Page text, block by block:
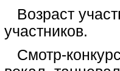
Возраст
участников.
Смотр-